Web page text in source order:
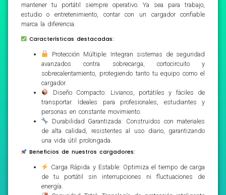
mantener tu portátil siempre operativo. Ya sea para trabajo,
estudio o entretenimiento, contar con un cargador confiable
marca la diferencia.
Características destacadas:
Protección Múltiple: Integran sistemas de seguridad
avanzados contra sobrecarga, cortocircuito y
sobrecalentamiento, protegiendo tanto tu equipo como el
cargador.
Diseño Compacto: Livianos, portátiles y fáciles de
transportar. Ideales para profesionales, estudiantes y
personas en constante movimiento.
Durabilidad Garantizada: Construidos con materiales
de alta calidad, resistentes al uso diario, garantizando
una vida útil prolongada.
Beneficios de nuestros cargadores:
Carga Rápida y Estable: Optimiza el tiempo de carga
de tu portátil sin interrupciones ni fluctuaciones de
energía.